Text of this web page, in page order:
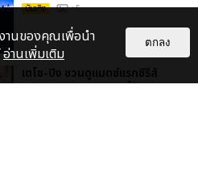
บันเทิง : 5
เตโช-ปิง ชวนดูแมตซ์แรกซีรีส์
“MATCH POINT รักนี้ต้องเสิร์ฟ”
านของคุณเพื่อนำ
อ่านเพิ่มเติม
ตกลง